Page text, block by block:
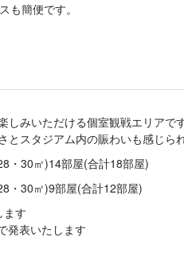
簡便です。
みいただける個室観戦エリア
スタジアム内の賑わいも感じら
・30㎡)14部屋(合計18部屋)
・30㎡)9部屋(合計12部屋)
ます
発表いたします